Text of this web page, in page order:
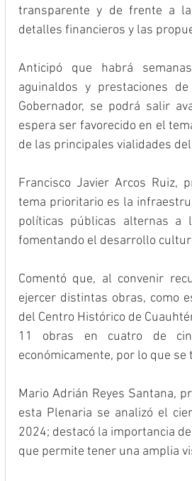
transparente y de frente a
detalles financieros y las
Anticipó que habrá
aguinaldos y prestaciones
Gobernador, se podrá salir
espera ser favorecido en el
de las principales vialidades
Francisco Javier Arcos Ruiz,
tema prioritario es la
políticas públicas alternas a
fomentando el desarrollo
Comentó que, al convenir
ejercer distintas obras, como
del Centro Histórico de
11 obras en cuatro de
económicamente, por lo que
Mario Adrián Reyes Santana,
esta Plenaria se analizó el
2024; destacó la importancia
que permite tener una amplia